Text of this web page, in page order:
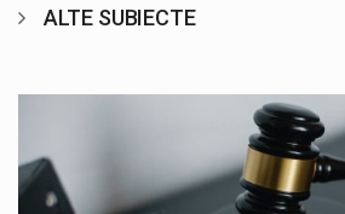
ALTE SUBIECTE